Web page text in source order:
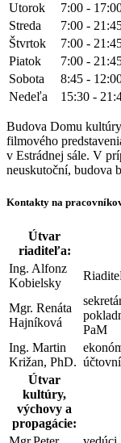
Utorok
7:00 -
Streda
7:00 -
Štvrtok
7:00 -
Piatok
7:00 -
Sobota
8:45 -
Nedeľa
15:30 -
Budova Domu
filmového
v Estrádnej sále. V
neuskutoční, budova
Kontakty na
Útvar
riaditeľa:
Ing. Alfonz
Kobielsky
Mgr. Renáta
Hajníková
PaM
Ing. Martin
Križan, PhD.
Útvar
kultúry,
výchovy a
propagácie: